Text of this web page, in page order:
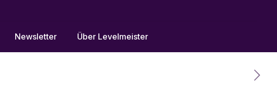
Newsletter Über Levelmeister